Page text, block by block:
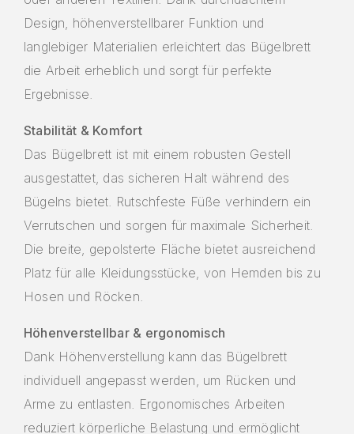
Design, höhenverstellbarer Funktion und
langlebiger Materialien erleichtert das Bügelbrett
die Arbeit erheblich und sorgt für perfekte
Ergebnisse.
Stabilität & Komfort
Das Bügelbrett ist mit einem robusten Gestell
ausgestattet, das sicheren Halt während des
Bügelns bietet. Rutschfeste Füße verhindern ein
Verrutschen und sorgen für maximale Sicherheit.
Die breite, gepolsterte Fläche bietet ausreichend
Platz für alle Kleidungsstücke, von Hemden bis zu
Hosen und Röcken.
Höhenverstellbar & ergonomisch
Dank Höhenverstellung kann das Bügelbrett
individuell angepasst werden, um Rücken und
Arme zu entlasten. Ergonomisches Arbeiten
reduziert körperliche Belastung und ermöglicht